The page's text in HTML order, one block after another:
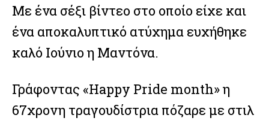
Με ένα σέξι βίντεο στο οποίο είχε και
ένα αποκαλυπτικό ατύχημα ευχήθηκε
καλό Ιούνιο η Μαντόνα.
Γράφοντας «Happy Pride month» η
67χρονη τραγουδίστρια πόζαρε με στιλ